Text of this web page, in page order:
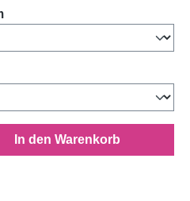
auswählen
den gewünschten
In den Warenkorb